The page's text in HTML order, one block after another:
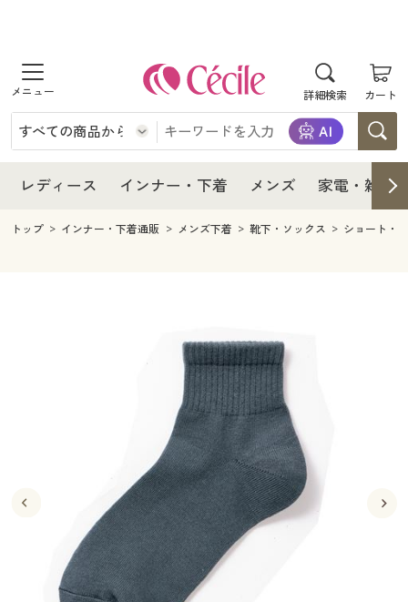
詳細検索 カート
商品を探す
レディース
レディースファッション
インナー・下着
インナー・下着通販すべて
メンズ
寝具・インテリア・家具通販すべて
カーテン・ラグ・ファブリック
美容・健康・サプリメント
制服・スクールすべて
制服・学生服
ジュニア・ティーンズ下着
大きいサイズ通販すべて
大きいサイズ レディース服
バーゲンセール
詳細検索
レディース インナー・下着 メンズ 家電・雑貨
レディース
レディース通販すべて
レディースファッション
インナー・下着
インナー・下着通販すべて
メンズ
キッチン・雑貨・日用品
カーテン・ラグ・ファブリック
美容・健康通販すべて
美容・健康・サプリメント
ジュニア・ティーンズ下着
大きいサイズ通販すべて
大きいサイズ レディース服
大きいサイズ レディース下着
バーゲンセール
シークレットセール
商品カテゴリ一覧
トップ インナー・下着通販 メンズ下着 靴下・ソックス ショート・